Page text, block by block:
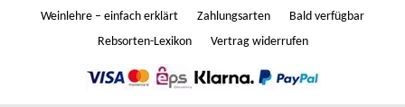
Weinlehre – einfach erklärt
Zahlungsarten
Bald verfügbar
Rebsorten-Lexikon
Vertrag widerrufen